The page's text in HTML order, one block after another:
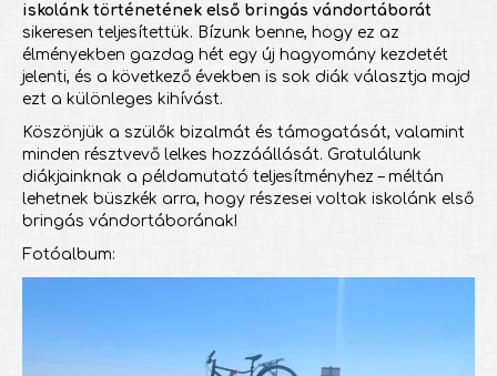
iskolánk történetének első bringás vándortáborát
sikeresen teljesítettük. Bízunk benne, hogy ez az
élményekben gazdag hét egy új hagyomány kezdetét
jelenti, és a következő években is sok diák választja majd
ezt a különleges kihívást.
Köszönjük a szülők bizalmát és támogatását, valamint
minden résztvevő lelkes hozzáállását. Gratulálunk
diákjainknak a példamutató teljesítményhez – méltán
lehetnek büszkék arra, hogy részesei voltak iskolánk első
bringás vándortáborának!
Fotóalbum: